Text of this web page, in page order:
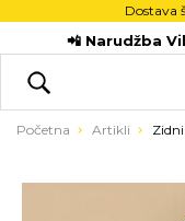
Dostava
📲 Narudžba
POČETNA
DEKORACIJE
KUHINJA
TEKSTIL
Početna Artikli